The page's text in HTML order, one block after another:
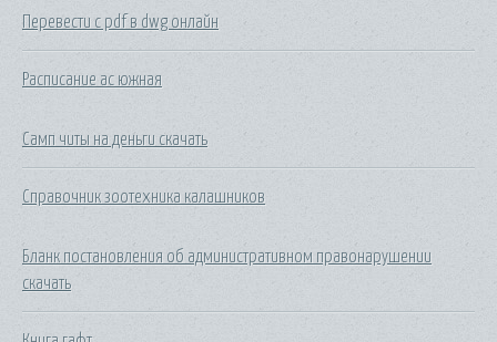
Перевести с pdf в dwg онлайн
Расписание ас южная
Самп читы на деньги скачать
Справочник зоотехника калашников
Бланк постановления об административном правонарушении
скачать